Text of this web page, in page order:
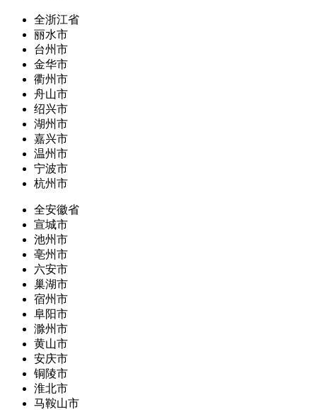
全浙江省
丽水市
台州市
金华市
衢州市
舟山市
绍兴市
湖州市
嘉兴市
温州市
宁波市
杭州市
全安徽省
宣城市
池州市
亳州市
六安市
巢湖市
宿州市
阜阳市
滁州市
黄山市
安庆市
铜陵市
淮北市
马鞍山市